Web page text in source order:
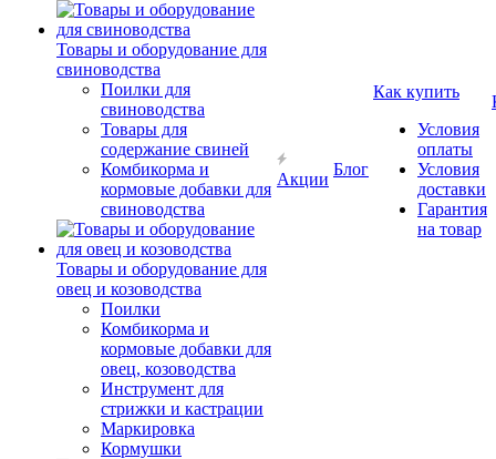
Товары и оборудование для
свиноводства
Поилки для
свиноводства
Товары для
содержание свиней
Комбикорма и
кормовые добавки для
свиноводства
Товары и оборудование для
овец и козоводства
Поилки
Комбикорма и
кормовые добавки для
овец, козоводства
Инструмент для
стрижки и кастрации
Маркировка
Кормушки
Акции
Блог
Как купить
Условия
оплаты
Условия
доставки
Гарантия
на товар